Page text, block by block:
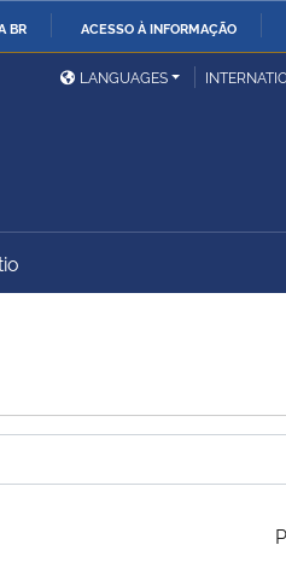
BR ACESSO À INFORMAÇÃO
Ministério das Relações
ExterioresLANGUAGES